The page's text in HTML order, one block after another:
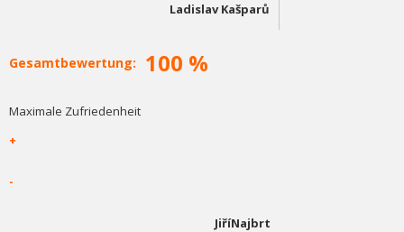
Ladislav Kašparů
Gesamtbewertung: 100 %
Maximale Zufriedenheit
+
-
JiříNajbrt